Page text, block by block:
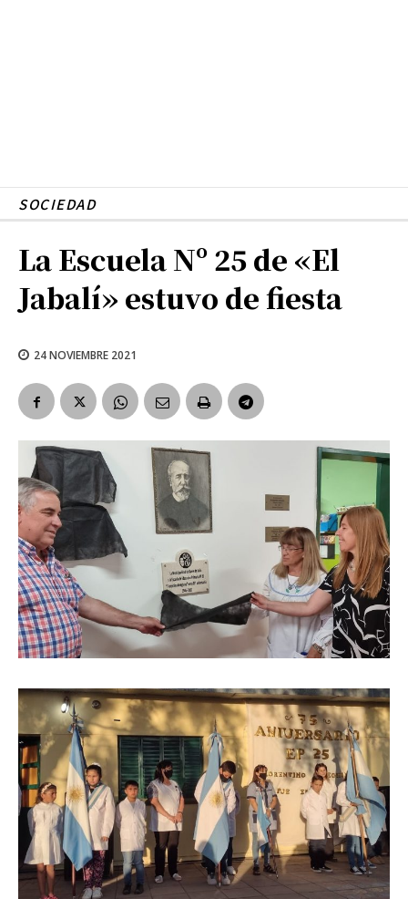
SOCIEDAD
La Escuela Nº 25 de «El
Jabalí» estuvo de fiesta
24 NOVIEMBRE 2021